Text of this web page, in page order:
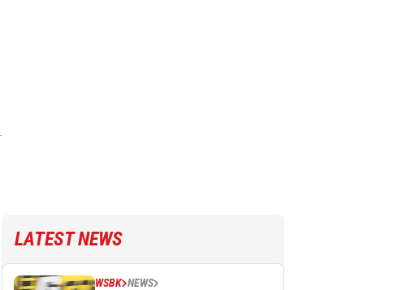
LATEST NEWS
WSBK NEWS